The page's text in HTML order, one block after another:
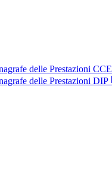
delle Prestazioni CCE
delle Prestazioni DIP